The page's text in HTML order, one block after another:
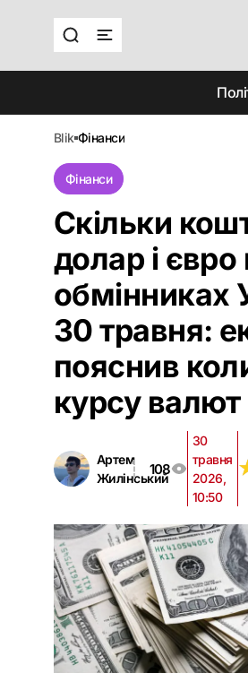
blik фінанси
Фінанси
Скільки
долар і євро
обмінниках
30 травня:
пояснив
курсу валют
Артем
Жилінський
108
30
травня
2026,
10:50